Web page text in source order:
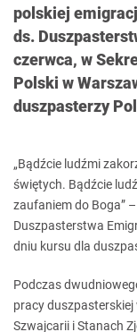
polskiej
ds.
czerwca, w
Polski w
duszpasterzy
„Bądźcie ludźmi
świętych. Bądźcie
zaufaniem do Boga”
Duszpasterstwa
dniu kursu dla
Podczas
pracy duszpasterskiej
Szwajcarii i Stanach